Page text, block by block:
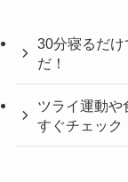
30分寝るだ
だ！
ツライ運動や
すぐチェック